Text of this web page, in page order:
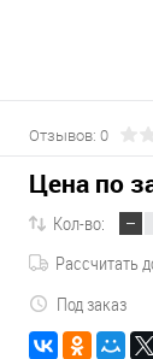
Отзывов: 0
Цена по
Кол-во:
Рассчитать
Под заказ